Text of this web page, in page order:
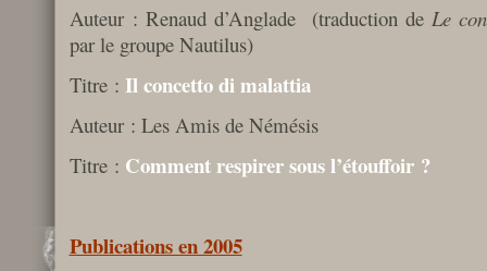
Auteur : Renaud d’Anglade (traduction de Le
par le groupe Nautilus)
Titre : Il concetto di malattia
Auteur : Les Amis de Némésis
Titre : Comment respirer sous l’étouffoir ?
Publications en 2005